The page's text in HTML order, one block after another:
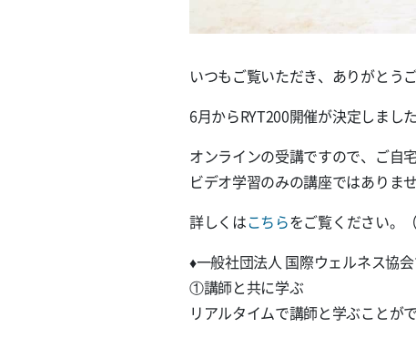
いつもご覧いただき、ありがとう
6月からRYT200開催が決定しまし
オンラインの受講ですので、ご自
ビデオ学習のみの講座ではありま
詳しくはこちらをご覧ください。
♦️一般社団法人 国際ウェルネス協
①講師と共に学ぶ
リアルタイムで講師と学ぶことが